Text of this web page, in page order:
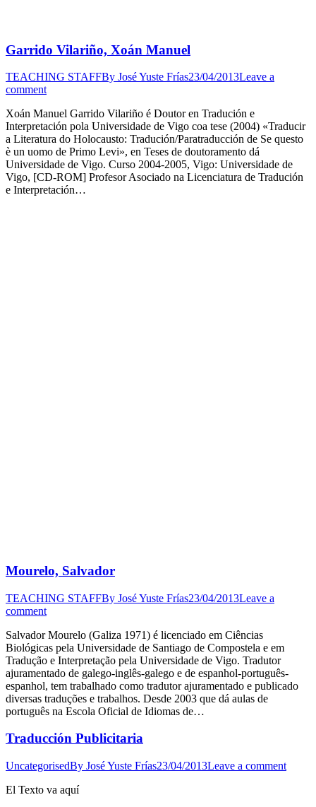
Garrido Vilariño, Xoán Manuel
TEACHING STAFFBy José Yuste Frías23/04/2013Leave a
comment
Xoán Manuel Garrido Vilariño é Doutor en Tradución e
Interpretación pola Universidade de Vigo coa tese (2004) «Traducir
a Literatura do Holocausto: Tradución/Paratraducción de Se questo
è un uomo de Primo Levi», en Teses de doutoramento dá
Universidade de Vigo. Curso 2004-2005, Vigo: Universidade de
Vigo, [CD-ROM] Profesor Asociado na Licenciatura de Tradución
e Interpretación…
Mourelo, Salvador
TEACHING STAFFBy José Yuste Frías23/04/2013Leave a
comment
Salvador Mourelo (Galiza 1971) é licenciado em Ciências
Biológicas pela Universidade de Santiago de Compostela e em
Tradução e Interpretação pela Universidade de Vigo. Tradutor
ajuramentado de galego-inglês-galego e de espanhol-português-
espanhol, tem trabalhado como tradutor ajuramentado e publicado
diversas traduções e trabalhos. Desde 2003 que dá aulas de
português na Escola Oficial de Idiomas de…
Traducción Publicitaria
UncategorisedBy José Yuste Frías23/04/2013Leave a comment
El Texto va aquí